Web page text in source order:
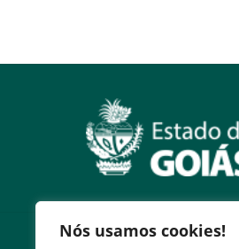
Nós usamos cookies!
Servidor